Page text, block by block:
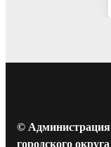
© Администрация
городского округа